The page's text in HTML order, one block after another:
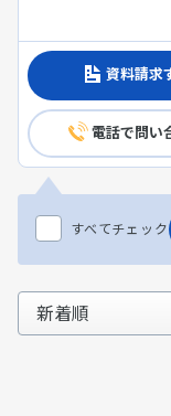
資料請求
電話で問い
すべてチェック